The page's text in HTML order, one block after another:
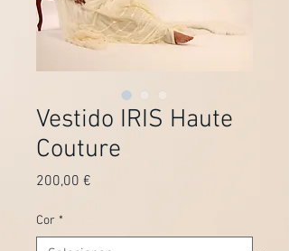
Vestido IRIS Haute
Couture
200,00 €
Cor *